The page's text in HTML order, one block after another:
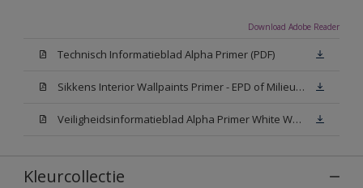
Download Adobe Reader
Technisch Informatieblad Alpha Primer (PDF)
Sikkens Interior Wallpaints Primer - EPD of Milieuproductverklaring
Veiligheidsinformatieblad Alpha Primer White W05 (MSDS)
Kleurcollectie